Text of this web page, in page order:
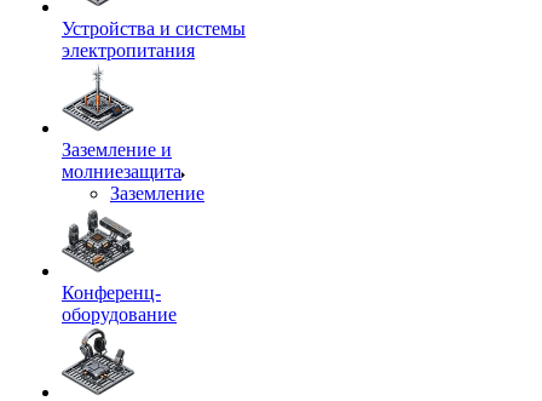
Устройства и системы
электропитания
Заземление и
молниезащита
Заземление
Конференц-
оборудование